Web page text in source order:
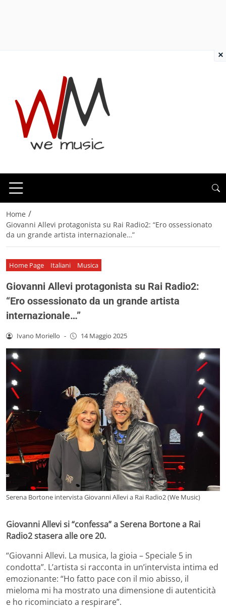
Home /
Giovanni Allevi protagonista su Rai Radio2: “Ero ossessionato
da un grande artista internazionale…”
Home Page Italiani Musica
Giovanni Allevi protagonista su Rai Radio2:
“Ero ossessionato da un grande artista
internazionale…”
Ivano Moriello - 14 Maggio 2025
Serena Bortone intervista Giovanni Allevi a Rai Radio2 (We Music)
Giovanni Allevi si “confessa” a Serena Bortone a Rai
Radio2 stasera alle ore 20.
“Giovanni Allevi. La musica, la gioia – Speciale 5 in
condotta”. L’artista si racconta in un’intervista intima ed
emozionante: “Ho fatto pace con il mio abisso, il
mieloma mi ha mostrato una dimensione di autenticità
e ho ricominciato a respirare”.
×